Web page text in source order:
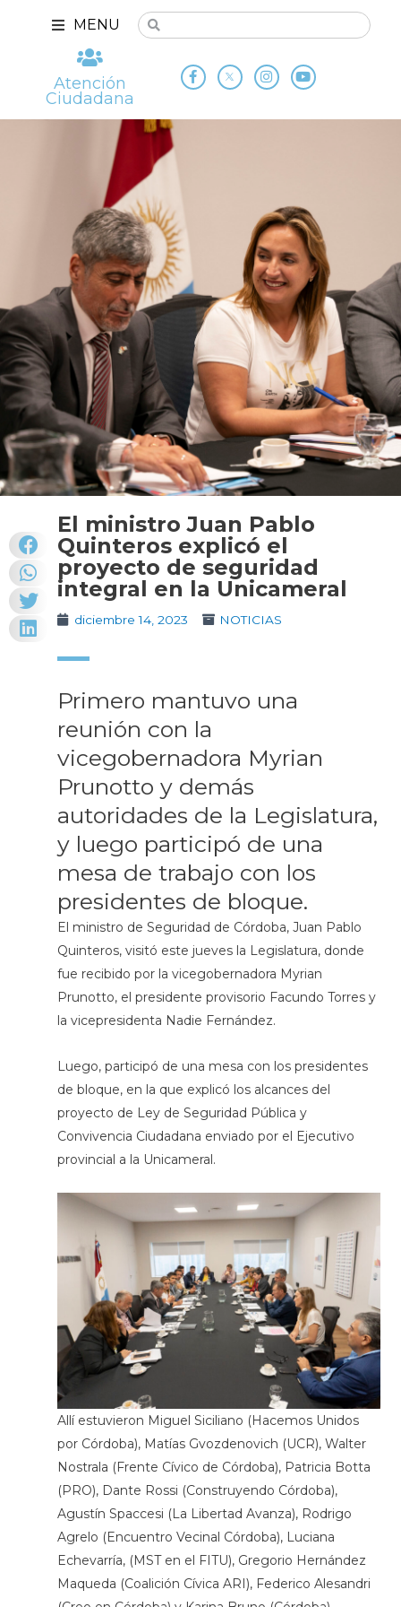
MENU
Atención
Ciudadana
El ministro Juan Pablo
Quinteros explicó el
proyecto de seguridad
integral en la Unicameral
diciembre 14, 2023 NOTICIAS
Primero mantuvo una
reunión con la
vicegobernadora Myrian
Prunotto y demás
autoridades de la Legislatura,
y luego participó de una
mesa de trabajo con los
presidentes de bloque.
El ministro de Seguridad de Córdoba, Juan Pablo
Quinteros, visitó este jueves la Legislatura, donde
fue recibido por la vicegobernadora Myrian
Prunotto, el presidente provisorio Facundo Torres y
la vicepresidenta Nadie Fernández.
Luego, participó de una mesa con los presidentes
de bloque, en la que explicó los alcances del
proyecto de Ley de Seguridad Pública y
Convivencia Ciudadana enviado por el Ejecutivo
provincial a la Unicameral.
Allí estuvieron Miguel Siciliano (Hacemos Unidos
por Córdoba), Matías Gvozdenovich (UCR), Walter
Nostrala (Frente Cívico de Córdoba), Patricia Botta
(PRO), Dante Rossi (Construyendo Córdoba),
Agustín Spaccesi (La Libertad Avanza), Rodrigo
Agrelo (Encuentro Vecinal Córdoba), Luciana
Echevarría, (MST en el FITU), Gregorio Hernández
Maqueda (Coalición Cívica ARI), Federico Alesandri